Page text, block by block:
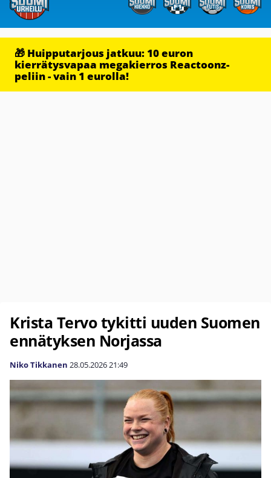
🎁 Huipputarjous jatkuu: 10 euron
kierrätysvapaa megakierros Reactoonz-
peliin - vain 1 eurolla!
Krista Tervo tykitti uuden Suomen
ennätyksen Norjassa
Niko Tikkanen 28.05.202621:49